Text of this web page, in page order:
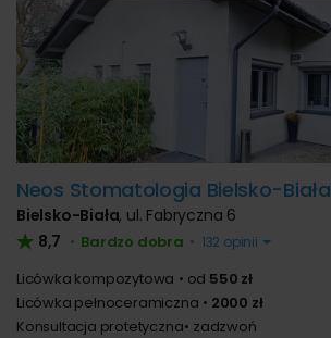
Neos Stomatologia Bielsko-Biała
Bielsko-Biała, ul. Fabryczna 6
8,7 • Bardzo dobra • 132 opinii
Licówka kompozytowa od 550 zł
Licówka pełnoceramiczna
2000 zł
Konsultacja protetyczna zadzwoń